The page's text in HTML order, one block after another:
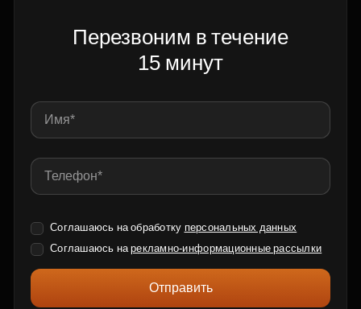
Перезвоним в течение
15 минут
Соглашаюсь на обработку персональных данных
Соглашаюсь нарекламно-информационные рассылки
Отправить